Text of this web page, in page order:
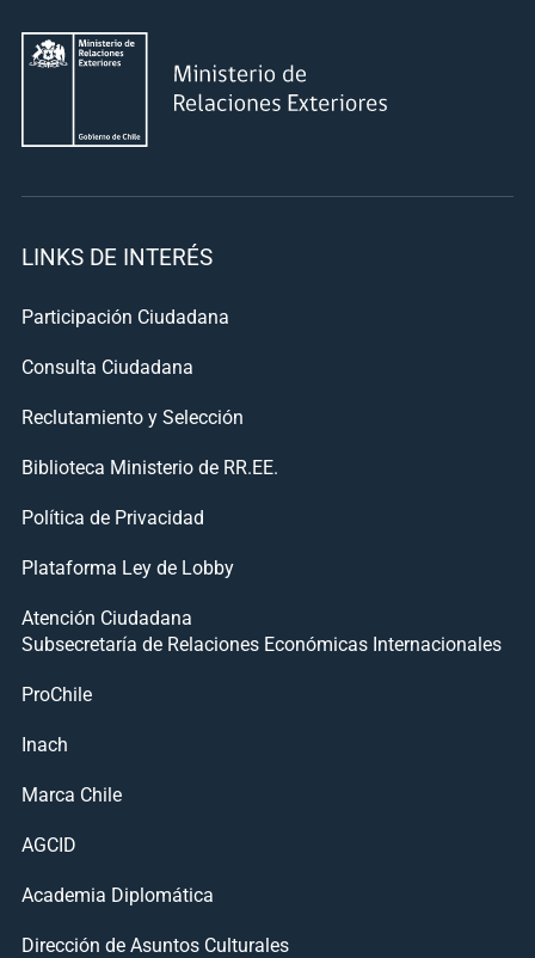
LINKS DE INTERÉS
Participación Ciudadana
Consulta Ciudadana
Reclutamiento y Selección
Biblioteca Ministerio de RR.EE.
Política de Privacidad
Plataforma Ley de Lobby
Atención Ciudadana
Subsecretaría de Relaciones Económicas Internacionales
ProChile
Inach
Marca Chile
AGCID
Academia Diplomática
Dirección de Asuntos Culturales